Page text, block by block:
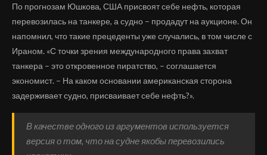
По прогнозам Юшкова, США присвоят себе нефть, которая
перевозилась на танкере, а судно – продадут на аукционе. Он
напомнил, что такие прецеденты уже случались, в том числе с
Ираном. «С точки зрения международного права захват
танкера – это откровенное пиратство, – соглашается
экономист. – На каком основании американская сторона
задерживает судно, присваивает себе нефть?».
В качестве одного из аргументов используется
версия о том, что на судне якобы перевозились